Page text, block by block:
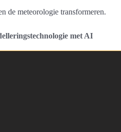
de meteorologie transformeren.
met AI